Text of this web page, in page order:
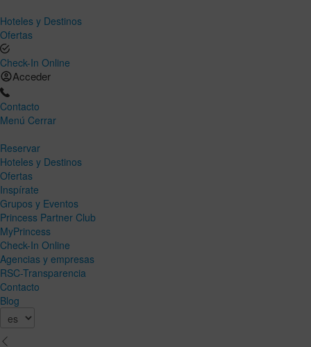
Hoteles y Destinos
Ofertas
Check-In Online
Acceder
Contacto
Menú Cerrar
Reservar
Hoteles y Destinos
Ofertas
Inspírate
Grupos y Eventos
Princess Partner Club
MyPrincess
Check-In Online
Agencias y empresas
RSC-Transparencia
Contacto
Blog